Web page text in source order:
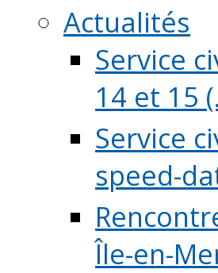
Actualités
Service
14 et 15
Service
speed-
Île-en-